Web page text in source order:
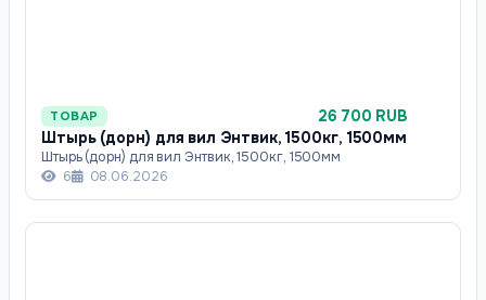
ТОВАР
26 700 RUB
Штырь (дорн) для вил Энтвик, 1500кг, 1500мм
Штырь (дорн) для вил Энтвик, 1500кг, 1500мм
6
08.06.2026